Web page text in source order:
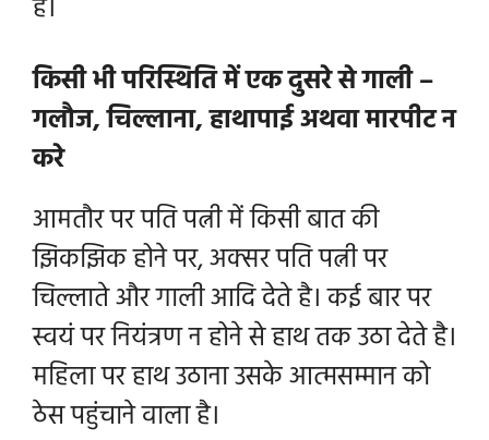
है।
किसी भी परिस्थिति में एक दुसरे से गाली –
गलौज, चिल्लाना, हाथापाई अथवा मारपीट न
करे
आमतौर पर पति पत्नी में किसी बात की
झिकझिक होने पर, अक्सर पति पत्नी पर
चिल्लाते और गाली आदि देते है। कई बार पर
स्वयं पर नियंत्रण न होने से हाथ तक उठा देते है।
महिला पर हाथ उठाना उसके आत्मसम्मान को
ठेस पहुंचाने वाला है।